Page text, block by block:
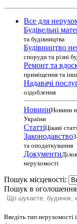
Все для
Будівельні
та будівництва
Будівництво
споруди та різні
Ремонт та
приміщення та
Надавачі
оздоблення
НовиниНовини
України
СтаттіЦікаві
Законодавство
та оподаткування
Документи
нерухомості
Пошук місцевості:
Пошук в
Введіть тип